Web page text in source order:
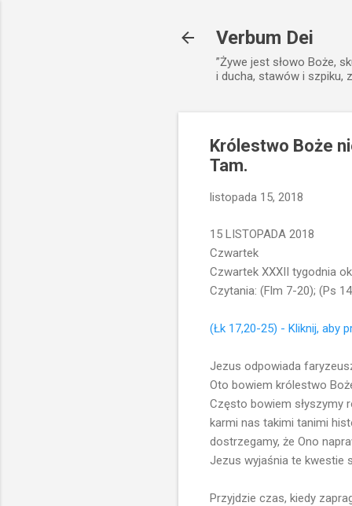
Verbum Dei
”Żywe jest słowo Boże,
i ducha, stawów i szpiku,
Królestwo Boże
Tam.
listopada 15, 2018
15 LISTOPADA 2018
Czwartek
Czwartek XXXII tygodnia
Czytania: (Flm 7-20); (Ps
(Łk 17,20-25) - Kliknij, aby
Jezus odpowiada
Oto bowiem królestwo
Często bowiem słyszymy
karmi nas takimi tanimi
dostrzegamy, że Ono
Jezus wyjaśnia te kwestie
Przyjdzie czas, kiedy